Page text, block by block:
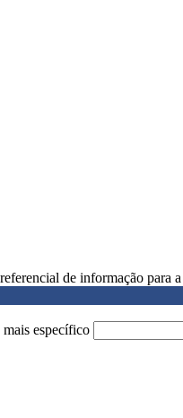
de informação para
específico